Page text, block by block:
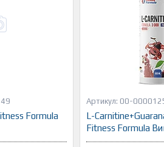
Formula
00-
L-
Fitness Formula